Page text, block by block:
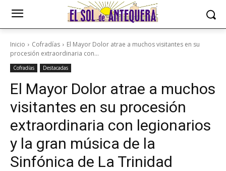
Inicio Cofradías
El Mayor Dolor atrae a muchos visitantes en su
procesión extraordinaria con...
Cofradías Destacadas
El Mayor Dolor atrae a muchos
visitantes en su procesión
extraordinaria con legionarios
y la gran música de la
Sinfónica de La Trinidad